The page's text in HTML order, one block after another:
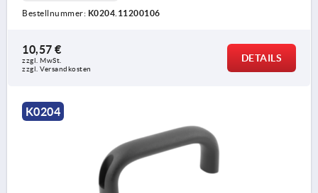
Bestellnummer: K0204.11200106
10,57 €
zzgl. MwSt.
zzgl. Versandkosten
DETAILS
K0204